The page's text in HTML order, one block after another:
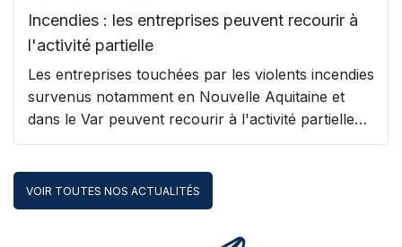
Incendies : les entreprises peuvent recourir à
l'activité partielle
Les entreprises touchées par les violents incendies
survenus notamment en Nouvelle Aquitaine et
dans le Var peuvent recourir à l'activité partielle
avec, pour les plus sinistrées, un reste à charge
VOIR TOUTES NOS ACTUALITÉS